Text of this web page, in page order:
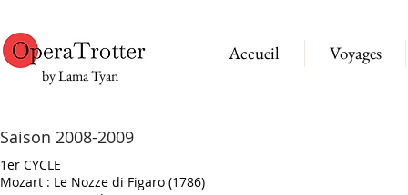
by Lama Tyan
Accueil Voyages
1er CYCLE
Mozart : Le Nozze di Figaro (1786)
Saison 2008-2009